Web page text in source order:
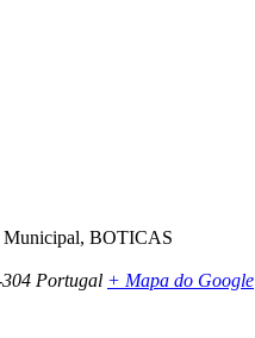
Municipal, BOTICAS
Portugal + Mapa do Google